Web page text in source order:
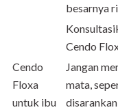
besarnya
Cendo
Cendo
Floxa
untuk ibu
Jangan
mata,